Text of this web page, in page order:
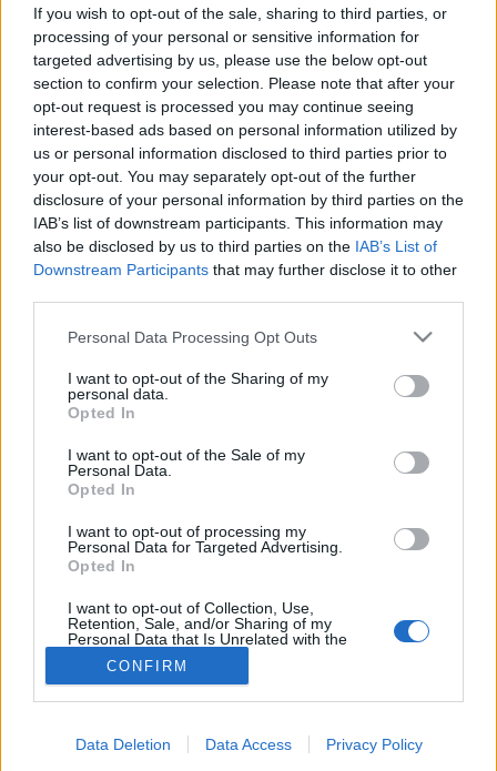
If you wish to opt-out of the sale, sharing to third parties, or
processing of your personal or sensitive information for
targeted advertising by us, please use the below opt-out
section to confirm your selection. Please note that after your
opt-out request is processed you may continue seeing
interest-based ads based on personal information utilized by
us or personal information disclosed to third parties prior to
your opt-out. You may separately opt-out of the further
disclosure of your personal information by third parties on the
IAB’s list of downstream participants. This information may
also be disclosed by us to third parties on the IAB’s List of
Downstream Participants that may further disclose it to other
Please note that this website/app uses one or more Google
not limited to your visit or usage behaviour. You may click to
grant or deny consent to Google and its third-party tags to
use your data for below specified purposes in below Google
consent section.
Personal Data Processing Opt Outs
I want to opt-out of the Sharing of my
personal data.
Opted In
I want to opt-out of the Sale of my
Personal Data.
Opted In
I want to opt-out of processing my
Personal Data for Targeted Advertising.
Opted In
I want to opt-out of Collection, Use,
Retention, Sale, and/or Sharing of my
Personal Data that Is Unrelated with the
Purposes for which it was collected.
Opted Out
CONFIRM
Data Deletion Data Access Privacy Policy
kellene
2024. november 15. 15:24
Küldés Küldés Messengeren